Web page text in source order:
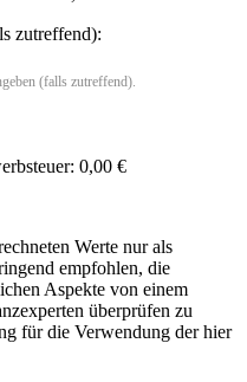
zutreffend):
(falls zutreffend).
0,00 €
Werte nur als
empfohlen, die
Aspekte von einem
überprüfen zu
für die Verwendung der hier